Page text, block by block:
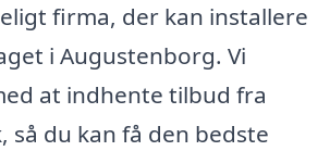
firma, der kan installere
i Augustenborg. Vi
at indhente tilbud fra
så du kan få den bedste